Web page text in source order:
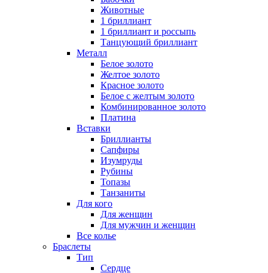
Животные
1 бриллиант
1 бриллиант и россыпь
Танцующий бриллиант
Металл
Белое золото
Желтое золото
Красное золото
Белое с желтым золото
Комбинированное золото
Платина
Вставки
Бриллианты
Сапфиры
Изумруды
Рубины
Топазы
Танзаниты
Для кого
Для женщин
Для мужчин и женщин
Все колье
Браслеты
Тип
Сердце